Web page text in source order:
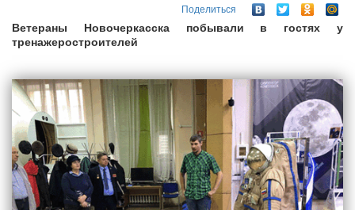
Поделиться
Ветераны Новочеркасска побывали в гостях у
тренажеростроителей